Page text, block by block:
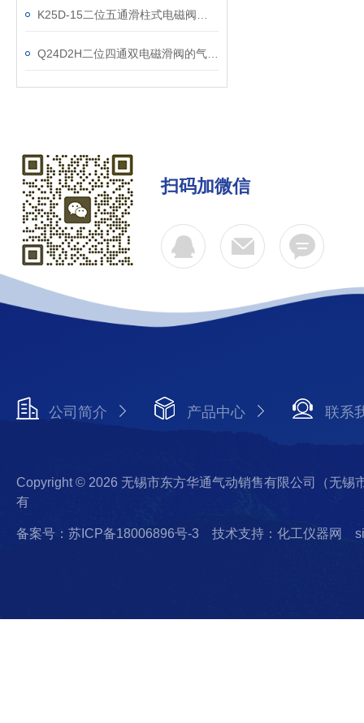
扫码加微信
公司简介 产品中心 联系
Copyright © 2026 无锡市东方华通气动销售有限公司（无锡
有
备案号：苏ICP备18006896号-3 技术支持：化工仪器网